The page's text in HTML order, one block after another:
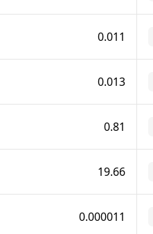
0.011
0.013
0.81
19.66
0.000011